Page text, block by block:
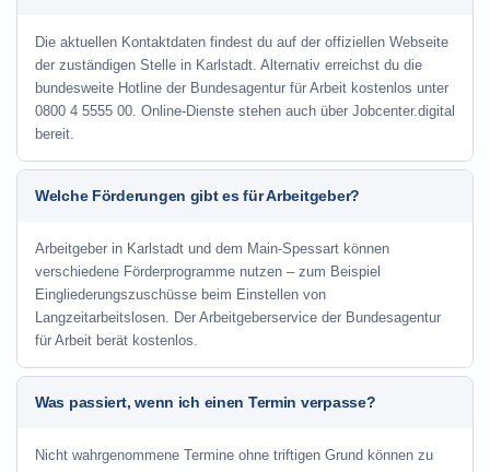
Die aktuellen Kontaktdaten findest du auf der offiziellen Webseite
der zuständigen Stelle in Karlstadt. Alternativ erreichst du die
bundesweite Hotline der Bundesagentur für Arbeit kostenlos unter
0800 4 5555 00. Online-Dienste stehen auch über Jobcenter.digital
bereit.
Welche Förderungen gibt es für Arbeitgeber?
Arbeitgeber in Karlstadt und dem Main-Spessart können
verschiedene Förderprogramme nutzen – zum Beispiel
Eingliederungszuschüsse beim Einstellen von
Langzeitarbeitslosen. Der Arbeitgeberservice der Bundesagentur
für Arbeit berät kostenlos.
Was passiert, wenn ich einen Termin verpasse?
Nicht wahrgenommene Termine ohne triftigen Grund können zu